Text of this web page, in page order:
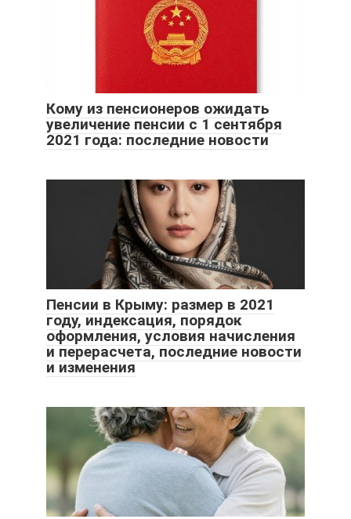
Кому из пенсионеров ожидать
увеличение пенсии с 1 сентября
2021 года: последние новости
Пенсии в Крыму: размер в 2021
году, индексация, порядок
оформления, условия начисления
и перерасчета, последние новости
и изменения